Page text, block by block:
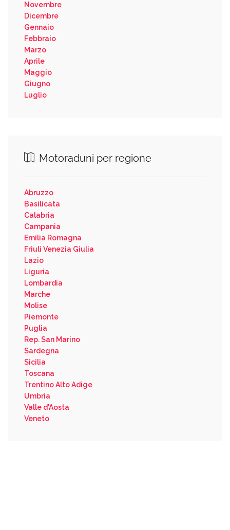
Novembre
Dicembre
Gennaio
Febbraio
Marzo
Aprile
Maggio
Giugno
Luglio
Motoraduni per regione
Abruzzo
Basilicata
Calabria
Campania
Emilia Romagna
Friuli Venezia Giulia
Lazio
Liguria
Lombardia
Marche
Molise
Piemonte
Puglia
Rep. San Marino
Sardegna
Sicilia
Toscana
Trentino Alto Adige
Umbria
Valle d'Aosta
Veneto